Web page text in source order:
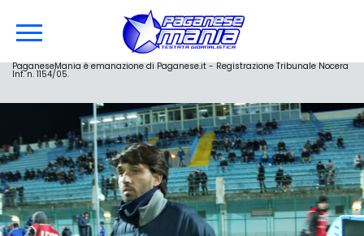
PaganeseMania è emanazione di Paganese.it - Registrazione Tribunale Nocera
Inf. n. 1154/05.